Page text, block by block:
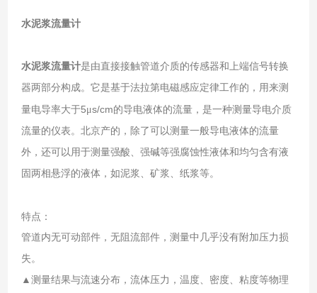
水泥浆流量计
水泥浆流量计是由直接接触管道介质的传感器和上端信号转换
器两部分构成。它是基于法拉第电磁感应定律工作的，用来测
量电导率大于5μs/cm的导电液体的流量，是一种测量导电介质
流量的仪表。北京产的，除了可以测量一般导电液体的流量
外，还可以用于测量强酸、强碱等强腐蚀性液体和均匀含有液
固两相悬浮的液体，如泥浆、矿浆、纸浆等。
特点：
管道内无可动部件，无阻流部件，测量中几乎没有附加压力损
失。
▲测量结果与流速分布，流体压力，温度、密度、粘度等物理